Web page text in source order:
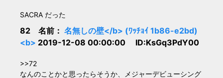
SACRA だった
82 名前： 名無しの壁</b> (ﾜｯﾁｮｲ 1b86-e2bd)
<b> 2019-12-08 00:00:00 ID:KsGq3PdY00
>>72
なんのことかと思ったらそうか、メジャーデビューシング